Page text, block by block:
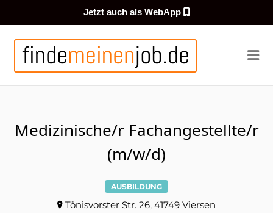
Jetzt auch als WebApp
Medizinische/r Fachangestellte/r
(m/w/d)
AUSBILDUNG
Tönisvorster Str. 26, 41749 Viersen